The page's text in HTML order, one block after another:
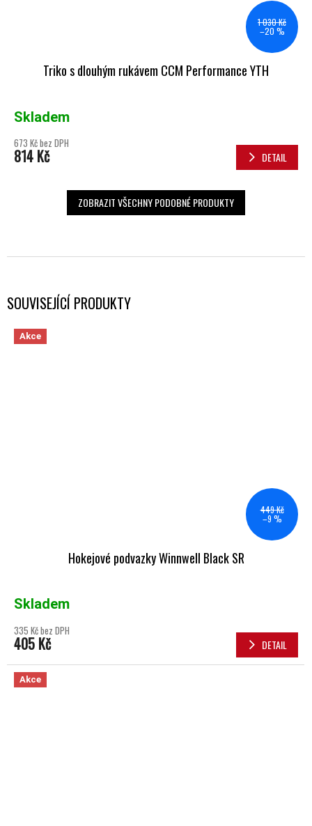
SOUVISEJÍCÍ PRODUKTY
Akce
449 Kč
–9 %
Hokejové podvazky Winnwell Black SR
Skladem
335 Kč bez DPH
405 Kč DETAIL
Akce
1 030 Kč
–20 %
Triko s dlouhým rukávem CCM Performance YTH
Skladem
673 Kč bez DPH
814 Kč DETAIL
ZOBRAZIT VŠECHNY PODOBNÉ PRODUKTY